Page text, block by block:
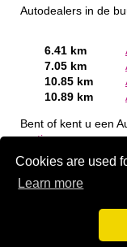
Cookies are used
Learn more
Autodealers in de
6.41 km
7.05 km
10.85 km
10.89 km
Bent of kent u een
gratis aan